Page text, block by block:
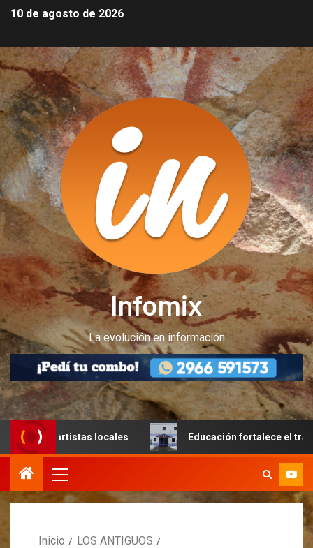
10 de agosto de 2026
Infomix
La evolución en información
artistas locales Educación fortalece el trabajo
Inicio
LOS ANTIGUOS